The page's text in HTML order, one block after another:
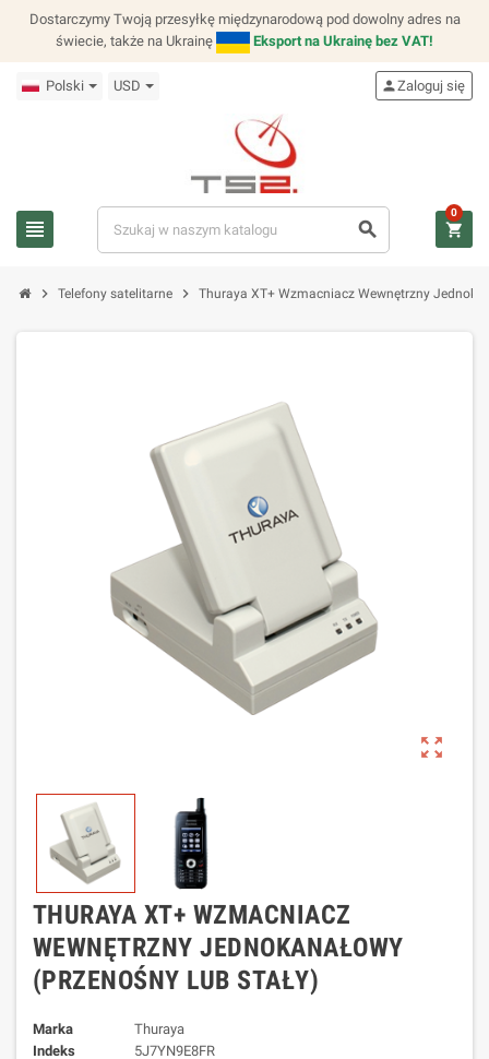
Dostarczymy Twoją przesyłkę międzynarodową pod dowolny adres na
świecie, także na Ukrainę
Eksport na Ukrainę bez VAT!
Polski USD
view_headline search
personZaloguj się
shopping_cart
0
chevron_right Telefony satelitarne chevron_right Thuraya XT+ Wzmacniacz Wewnętrzny
zoom_out_map
THURAYA XT+ WZMACNIACZ
WEWNĘTRZNY JEDNOKANAŁOWY
(PRZENOŚNY LUB STAŁY)
Marka
Thuraya
Indeks
5J7YN9E8FR